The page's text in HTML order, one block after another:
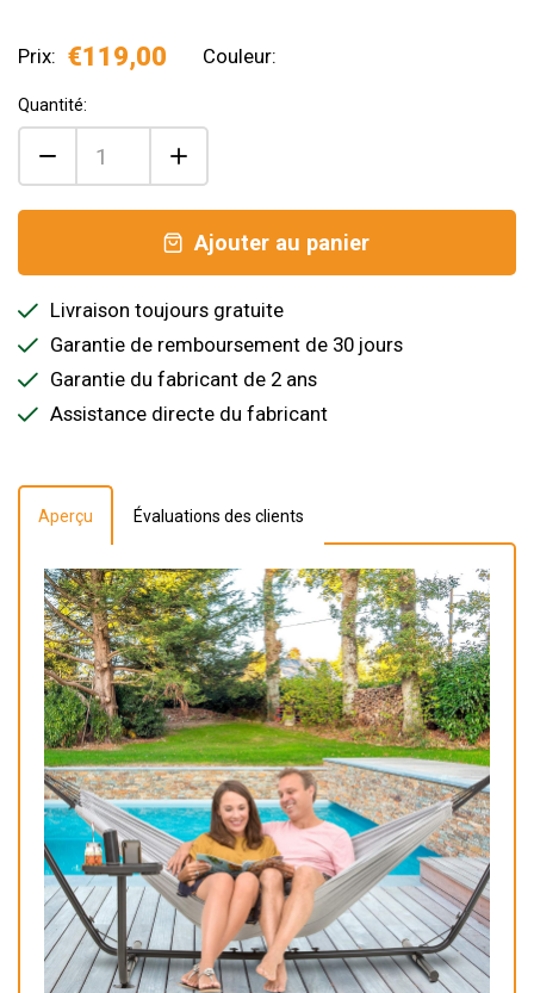
Prix: €119,00 Couleur:
Quantité:
Ajouter au panier
Livraison toujours gratuite
Garantie de remboursement de 30 jours
Garantie du fabricant de 2 ans
Assistance directe du fabricant
Aperçu Évaluations des clients